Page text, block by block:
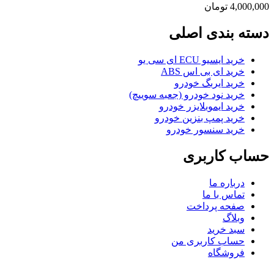
4,000,000 تومان
دسته بندی اصلی
خرید ایسیو ECU ای سی یو
خرید ای بی اس ABS
خرید ایربگ خودرو
خرید نود خودرو (جعبه سوییچ)
خرید ایموبلایزر خودرو
خرید پمپ بنزین خودرو
خرید سنسور خودرو
حساب کاربری
درباره ما
تماس با ما
صفحه پرداخت
وبلاگ
سبد خرید
حساب کاربری من
فروشگاه